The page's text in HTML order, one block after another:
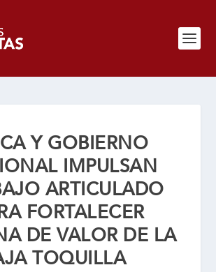
Y GOBIERNO
IMPULSAN
ARTICULADO
FORTALECER
DE VALOR DE LA
TOQUILLA